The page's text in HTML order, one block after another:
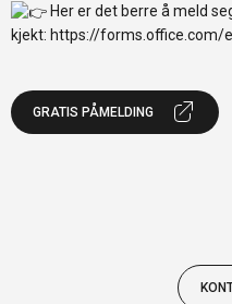
Her er det berre å meld
kjekt: https://forms.office.com/
GRATIS PÅMELDING